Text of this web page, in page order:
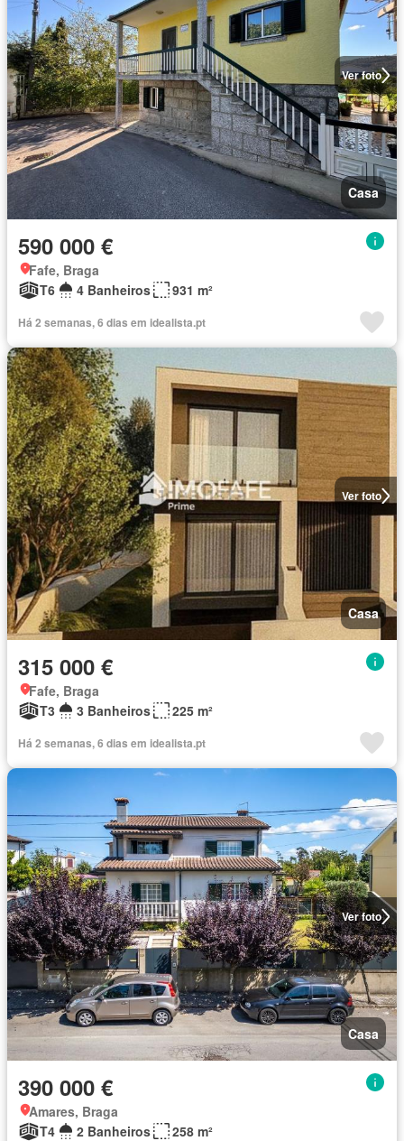
Ver foto
Casa
590 000 €
Fafe, Braga
T6
4 Banheiros 931 m²
Há 2 semanas, 6 dias em idealista.pt
Ver foto
Casa
315 000 €
Fafe, Braga
T3
3 Banheiros 225 m²
Há 2 semanas, 6 dias em idealista.pt
Ver foto
Casa
390 000 €
Amares, Braga
T4
2 Banheiros 258 m²